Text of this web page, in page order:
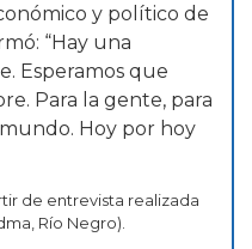
y político de
“Hay una
Esperamos que
Para la gente, para
Hoy por hoy
de entrevista realizada
Río Negro).